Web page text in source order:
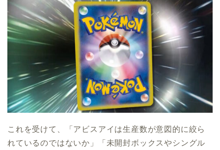
これを受けて、「アビスアイは生産数が意図的に絞ら
れているのではないか」「未開封ボックスやシングル